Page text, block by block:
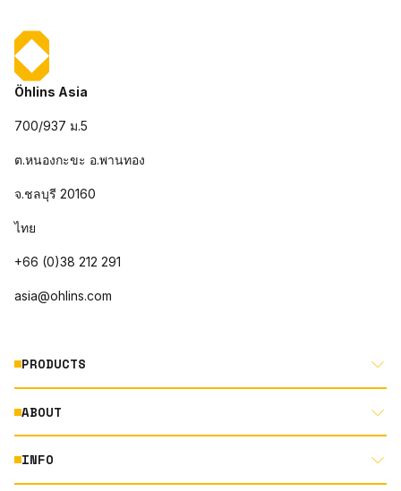
Öhlins Asia
700/937 ม.5
ต.หนองกะขะ อ.พานทอง
จ.ชลบุรี 20160
ไทย
+66 (0)38 212 291
asia@ohlins.com
PRODUCTS
MOTORCYCLE
AUTOMOTIVE
ABOUT
ABOUT US
INFO